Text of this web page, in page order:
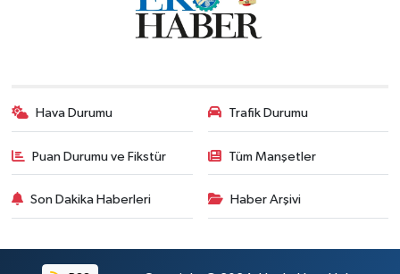
Hava Durumu Trafik Durumu
Puan Durumu ve Fikstür Tüm Manşetler
Son Dakika Haberleri Haber Arşivi